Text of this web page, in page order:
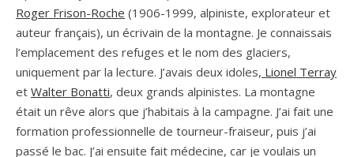
Roger Frison-Roche (1906-1999, alpiniste, explorateur et
auteur français), un écrivain de la montagne. Je connaissais
l’emplacement des refuges et le nom des glaciers,
uniquement par la lecture. J’avais deux idoles, Lionel Terray
et Walter Bonatti, deux grands alpinistes. La montagne
était un rêve alors que j’habitais à la campagne. J’ai fait une
formation professionnelle de tourneur-fraiseur, puis j’ai
passé le bac. J’ai ensuite fait médecine, car je voulais un